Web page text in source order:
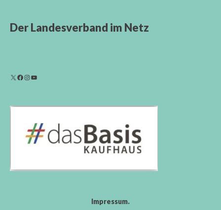
Der Landesverband im Netz
Impressum